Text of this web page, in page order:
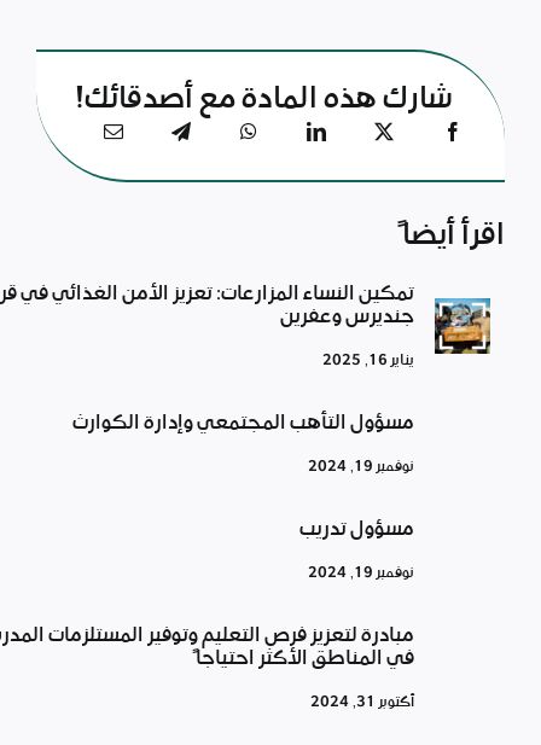
اقرأ أيضاً
تمكين النساء المزارعات: تعزيز الأمن الغذائي في
جنديرس وعفرين
يناير 16, 2025
مسؤول التأهب المجتمعي وإدارة الكوارث
نوفمبر 19, 2024
مسؤول تدريب
نوفمبر 19, 2024
مبادرة لتعزيز فرص التعليم وتوفير المستلزمات
في المناطق الأكثر احتياجاً
أكتوبر 31, 2024
شارك هذه المادة مع أصدقائك!